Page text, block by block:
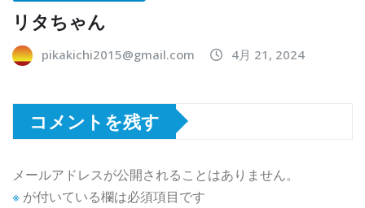
リタちゃん
pikakichi2015@gmail.com 4月 21, 2024
コメントを残す
メールアドレスが公開されることはありません。
※ が付いている欄は必須項目です